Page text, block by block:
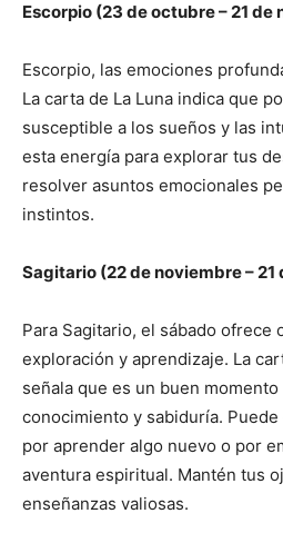
Escorpio (23 de octubre – 21 de
Escorpio, las emociones
La carta de La Luna indica que
susceptible a los sueños y las
esta energía para explorar tus
resolver asuntos emocionales
instintos.
Sagitario (22 de noviembre –
Para Sagitario, el sábado ofrece
exploración y aprendizaje. La
señala que es un buen
conocimiento y sabiduría.
por aprender algo nuevo o por
aventura espiritual. Mantén tus
enseñanzas valiosas.